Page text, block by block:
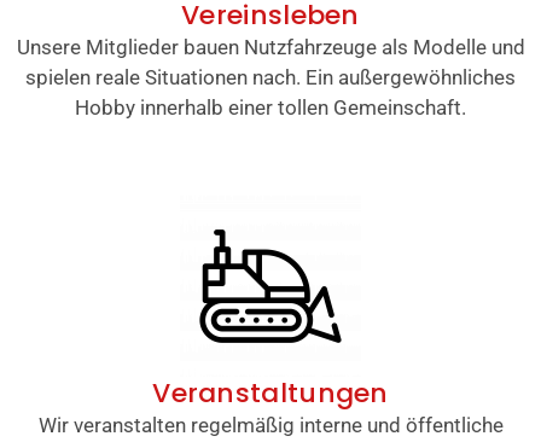
Vereinsleben
Unsere Mitglieder bauen Nutzfahrzeuge als Modelle und
spielen reale Situationen nach. Ein außergewöhnliches
Hobby innerhalb einer tollen Gemeinschaft.
Veranstaltungen
Wir veranstalten regelmäßig interne und öffentliche